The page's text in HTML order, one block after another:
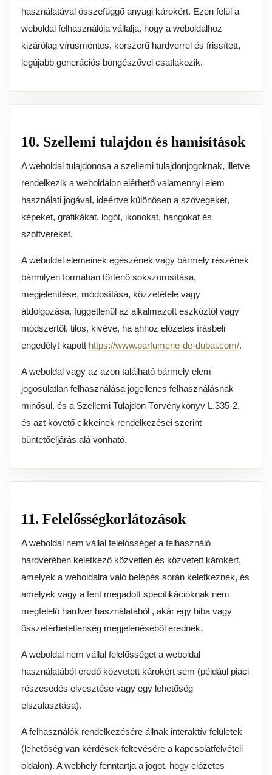
használatával összefüggő anyagi károkért. Ezen felül a
weboldal felhasználója vállalja, hogy a weboldalhoz
kizárólag vírusmentes, korszerű hardverrel és frissített,
legújabb generációs böngészővel csatlakozik.
10. Szellemi tulajdon és hamisítások
A weboldal tulajdonosa a szellemi tulajdonjogoknak, illetve
rendelkezik a weboldalon elérhető valamennyi elem
használati jogával, ideértve különösen a szövegeket,
képeket, grafikákat, logót, ikonokat, hangokat és
szoftvereket.
A weboldal elemeinek egészének vagy bármely részének
bármilyen formában történő sokszorosítása,
megjelenítése, módosítása, közzététele vagy
átdolgozása, függetlenül az alkalmazott eszköztől vagy
módszertől, tilos, kivéve, ha ahhoz előzetes írásbeli
engedélyt kapott https://www.parfumerie-de-dubai.com/.
A weboldal vagy az azon található bármely elem
jogosulatlan felhasználása jogellenes felhasználásnak
minősül, és a Szellemi Tulajdon Törvénykönyv L.335-2.
és azt követő cikkeinek rendelkezései szerint
büntetőeljárás alá vonható.
11. Felelősségkorlátozások
A weboldal nem vállal felelősséget a felhasználó
hardverében keletkező közvetlen és közvetett károkért,
amelyek a weboldalra való belépés során keletkeznek, és
amelyek vagy a fent megadott specifikációknak nem
megfelelő hardver használatából , akár egy hiba vagy
összeférhetetlenség megjelenéséből erednek.
A weboldal nem vállal felelősséget a weboldal
használatából eredő közvetett károkért sem (például piaci
részesedés elvesztése vagy egy lehetőség
elszalasztása).
A felhasználók rendelkezésére állnak interaktív felületek
(lehetőség van kérdések feltevésére a kapcsolatfelvételi
oldalon). A webhely fenntartja a jogot, hogy előzetes